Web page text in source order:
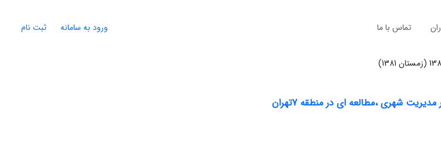
تماس با ما ورود به سامانه ثبت نام
شهری ،مطالعه ای در منطقه 7تهران